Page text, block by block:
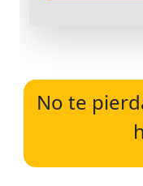
No te